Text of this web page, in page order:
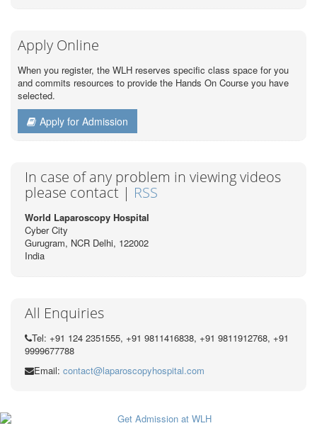
Apply Online
When you register, the WLH reserves specific class space for you
and commits resources to provide the Hands On Course you have
selected.
Apply for Admission
In case of any problem in viewing videos
please contact | RSS
World Laparoscopy Hospital
Cyber City
Gurugram, NCR Delhi, 122002
India
All Enquiries
Tel: +91 124 2351555, +91 9811416838, +91 9811912768, +91
9999677788
Email: contact@laparoscopyhospital.com